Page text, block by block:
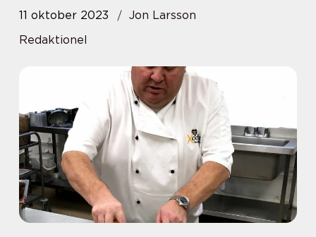
11 oktober 2023
Jon Larsson
Redaktionel